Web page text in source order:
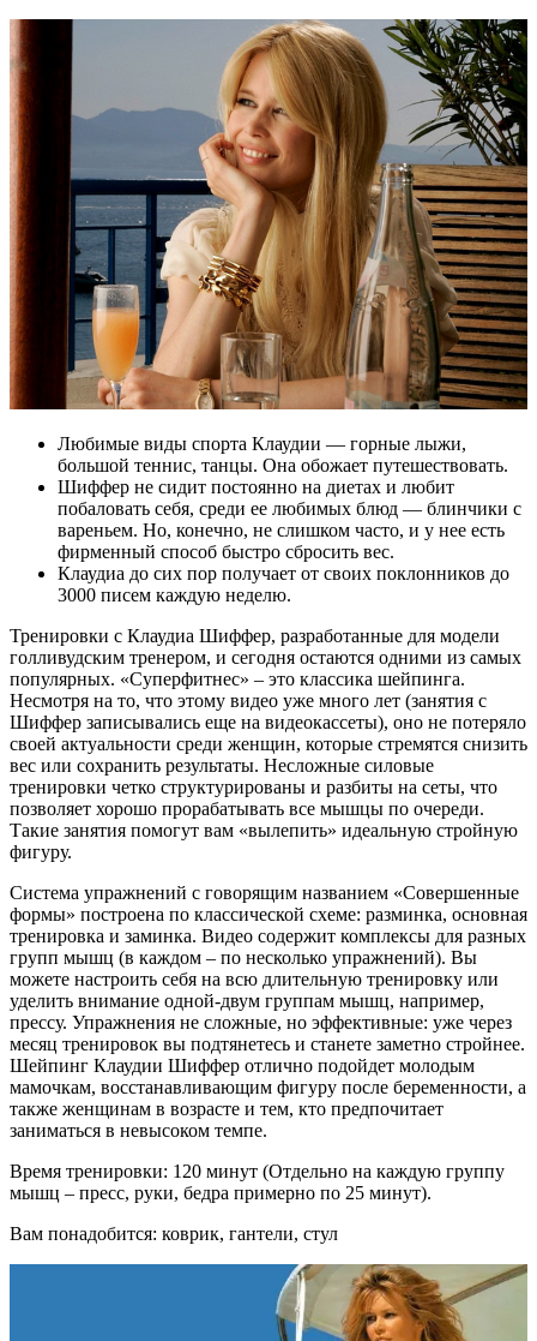
Любимые виды спорта Клаудии — горные лыжи,
большой теннис, танцы. Она обожает путешествовать.
Шиффер не сидит постоянно на диетах и любит
побаловать себя, среди ее любимых блюд — блинчики с
вареньем. Но, конечно, не слишком часто, и у нее есть
фирменный способ быстро сбросить вес.
Клаудиа до сих пор получает от своих поклонников до
3000 писем каждую неделю.
Тренировки с Клаудиа Шиффер, разработанные для модели
голливудским тренером, и сегодня остаются одними из самых
популярных. «Суперфитнес» – это классика шейпинга.
Несмотря на то, что этому видео уже много лет (занятия с
Шиффер записывались еще на видеокассеты), оно не потеряло
своей актуальности среди женщин, которые стремятся снизить
вес или сохранить результаты. Несложные силовые
тренировки четко структурированы и разбиты на сеты, что
позволяет хорошо прорабатывать все мышцы по очереди.
Такие занятия помогут вам «вылепить» идеальную стройную
фигуру.
Система упражнений с говорящим названием «Совершенные
формы» построена по классической схеме: разминка, основная
тренировка и заминка. Видео содержит комплексы для разных
групп мышц (в каждом – по несколько упражнений). Вы
можете настроить себя на всю длительную тренировку или
уделить внимание одной-двум группам мышц, например,
прессу. Упражнения не сложные, но эффективные: уже через
месяц тренировок вы подтянетесь и станете заметно стройнее.
Шейпинг Клаудии Шиффер отлично подойдет молодым
мамочкам, восстанавливающим фигуру после беременности, а
также женщинам в возрасте и тем, кто предпочитает
заниматься в невысоком темпе.
Время тренировки: 120 минут (Отдельно на каждую группу
мышц – пресс, руки, бедра примерно по 25 минут).
Вам понадобится: коврик, гантели, стул